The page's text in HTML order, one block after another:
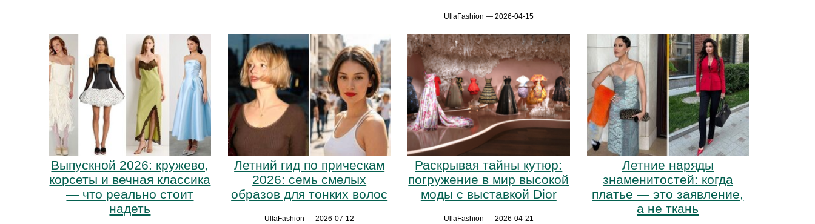
UllaFashion — 2026-04-15
Выпускной 2026: кружево,
корсеты и вечная классика
— что реально стоит
надеть
Летний гид по прическам
2026: семь смелых
образов для тонких волос
UllaFashion — 2026-07-12
Раскрывая тайны кутюр:
погружение в мир высокой
моды с выставкой Dior
UllaFashion — 2026-04-21
Летние наряды
знаменитостей: когда
платье — это заявление,
а не ткань